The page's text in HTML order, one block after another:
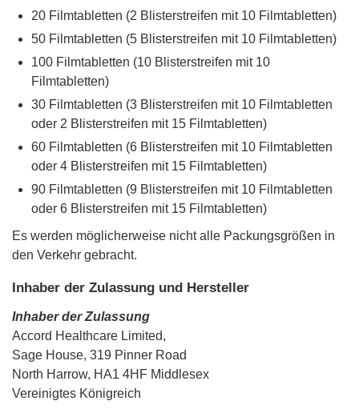
20 Filmtabletten (2 Blisterstreifen mit 10 Filmtabletten)
50 Filmtabletten (5 Blisterstreifen mit 10 Filmtabletten)
100 Filmtabletten (10 Blisterstreifen mit 10
Filmtabletten)
30 Filmtabletten (3 Blisterstreifen mit 10 Filmtabletten
oder 2 Blisterstreifen mit 15 Filmtabletten)
60 Filmtabletten (6 Blisterstreifen mit 10 Filmtabletten
oder 4 Blisterstreifen mit 15 Filmtabletten)
90 Filmtabletten (9 Blisterstreifen mit 10 Filmtabletten
oder 6 Blisterstreifen mit 15 Filmtabletten)
Es werden möglicherweise nicht alle Packungsgrößen in
den Verkehr gebracht.
Inhaber der Zulassung und Hersteller
Inhaber der Zulassung
Accord Healthcare Limited,
Sage House, 319 Pinner Road
North Harrow, HA1 4HF Middlesex
Vereinigtes Königreich